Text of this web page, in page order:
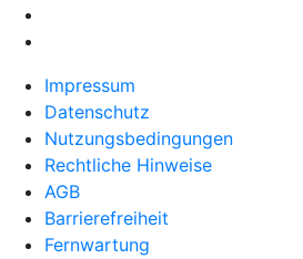
Impressum
Datenschutz
Nutzungsbedingungen
Rechtliche Hinweise
AGB
Barrierefreiheit
Fernwartung